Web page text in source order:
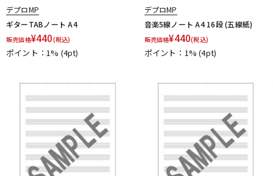
Ikebe Original
Inner Bamboo Bass Instruments (IBBI)
J.P.CARLOS
Jackson
JAKE SHIMABUKURO
John Pearse K&M K.Yairi
Kamaka
KAMINARI Ken Smith
K-Garage
KR'Z NANO DIAMOND CABLE
kusakusa88 Kyser
L.R.Baggs La Bella LAKLAND LAMANTA
Lao Qi
LAVA MUSIC
Lee Guitars LHL
Lindy Fralin
Live Line
Lizard Spit
Lollar Pickups
LUTHIER
Magna Cart
MAHALO
Manikin Electronic
Mark Strings Marshall
MARTIN
デプロMP
ギターTABノート A4
販売価格¥440(税込)
ポイント：1% (4pt)
デプロMP
音楽5線ノート A4 16段 (五線紙)
販売価格¥440(税込)
ポイント：1%(4pt)